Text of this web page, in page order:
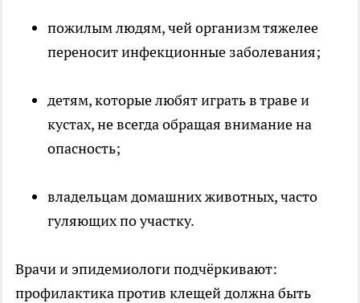
пожилым людям, чей организм тяжелее
переносит инфекционные заболевания;
детям, которые любят играть в траве и
кустах, не всегда обращая внимание на
опасность;
владельцам домашних животных, часто
гуляющих по участку.
Врачи и эпидемиологи подчёркивают:
профилактика против клещей должна быть